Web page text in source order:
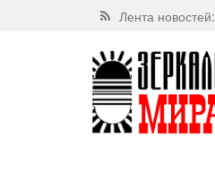
Лента новостей: